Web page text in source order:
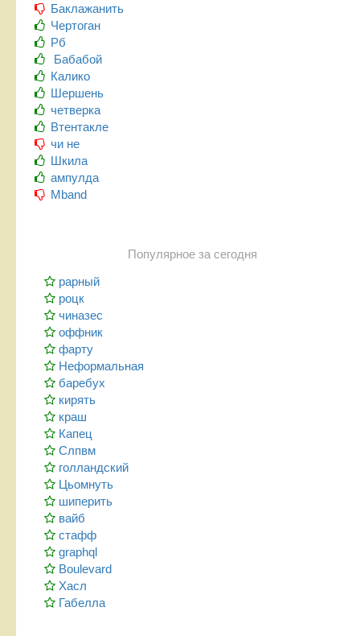
Баклажанить
Чертоган
Рб
Бабабой
Калико
Шершень
четверка
Втентакле
чи не
Шкила
ампулда
Mband
Популярное за сегодня
рарный
роцк
чиназес
оффник
фарту
Неформальная
баребух
кирять
краш
Капец
Слпвм
голландский
Цьомнуть
шиперить
вайб
стафф
graphql
Boulevard
Хасл
Габелла